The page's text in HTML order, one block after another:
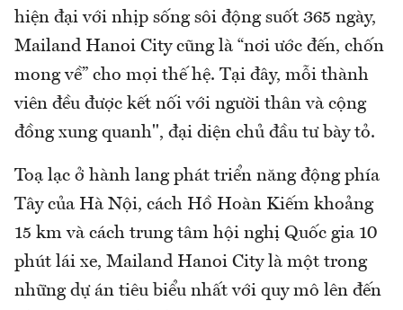
hiện đại với nhịp sống sôi động suốt 365 ngày,
Mailand Hanoi City cũng là “nơi ước đến, chốn
mong về” cho mọi thế hệ. Tại đây, mỗi thành
viên đều được kết nối với người thân và cộng
đồng xung quanh", đại diện chủ đầu tư bày tỏ.
Toạ lạc ở hành lang phát triển năng động phía
Tây của Hà Nội, cách Hồ Hoàn Kiếm khoảng
15 km và cách trung tâm hội nghị Quốc gia 10
phút lái xe, Mailand Hanoi City là một trong
những dự án tiêu biểu nhất với quy mô lên đến